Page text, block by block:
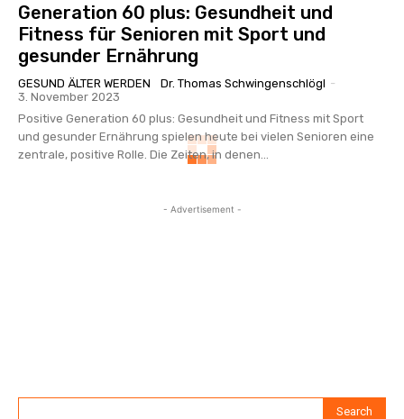
Generation 60 plus: Gesundheit und
Fitness für Senioren mit Sport und
gesunder Ernährung
GESUND ÄLTER WERDEN Dr. Thomas Schwingenschlögl -
3. November 2023
Positive Generation 60 plus: Gesundheit und Fitness mit Sport
und gesunder Ernährung spielen heute bei vielen Senioren eine
zentrale, positive Rolle. Die Zeiten, in denen...
- Advertisement -
Search